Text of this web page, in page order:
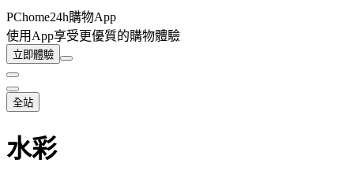
PChome24h購物App
使用App享受更優質的購物體驗
立即體驗
全站
水彩